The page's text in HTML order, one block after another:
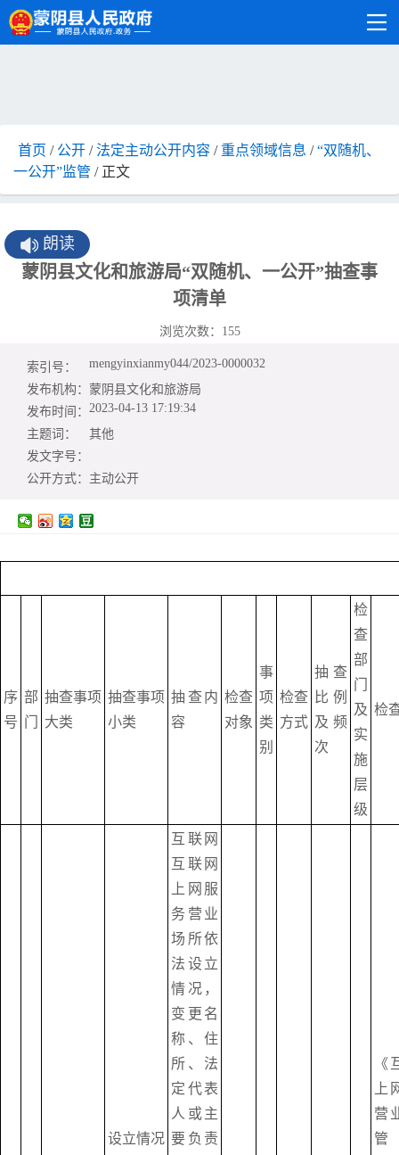
首页 / 公开 /法定主动公开内容 / 重点领域信息 /“双随机、
一公开”监管 / 正文
朗读
蒙阴县文化和旅游局“双随机、一公开”抽查事
项清单
浏览次数： 155
索引号：
mengyinxianmy044/2023-0000032
发布机构： 蒙阴县文化和旅游局
发布时间： 2023-04-13 17:19:34
主题词：
其他
发文字号：
公开方式： 主动公开
序
号
部
门
抽查事项
大类
抽查事项
小类
抽查内
容
检查
对象
事
项
类
别
检查
方式
抽查
比例
及频
次
检
查
部
门
及
实
施
层
级
检
设立情况
互联网
互联网
上网服
务营业
场所依
法设立
情况，
变更名
称、住
所、法
定代表
人或主
要负责
《
上
营
管